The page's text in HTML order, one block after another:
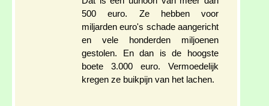
500 euro. Ze hebben voor
miljarden euro's schade aangericht
en vele honderden miljoenen
gestolen. En dan is de hoogste
boete 3.000 euro. Vermoedelijk
kregen ze buikpijn van het lachen.